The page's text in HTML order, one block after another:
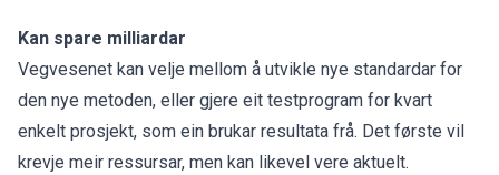
Kan spare milliardar
Vegvesenet kan velje mellom å utvikle nye standardar for
den nye metoden, eller gjere eit testprogram for kvart
enkelt prosjekt, som ein brukar resultata frå. Det første vil
krevje meir ressursar, men kan likevel vere aktuelt.